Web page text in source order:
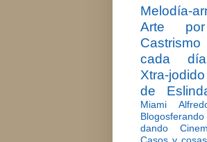
Melodía-
Arte
cada día
Xtra-jodido
de
Miami
Blogosferando
dando